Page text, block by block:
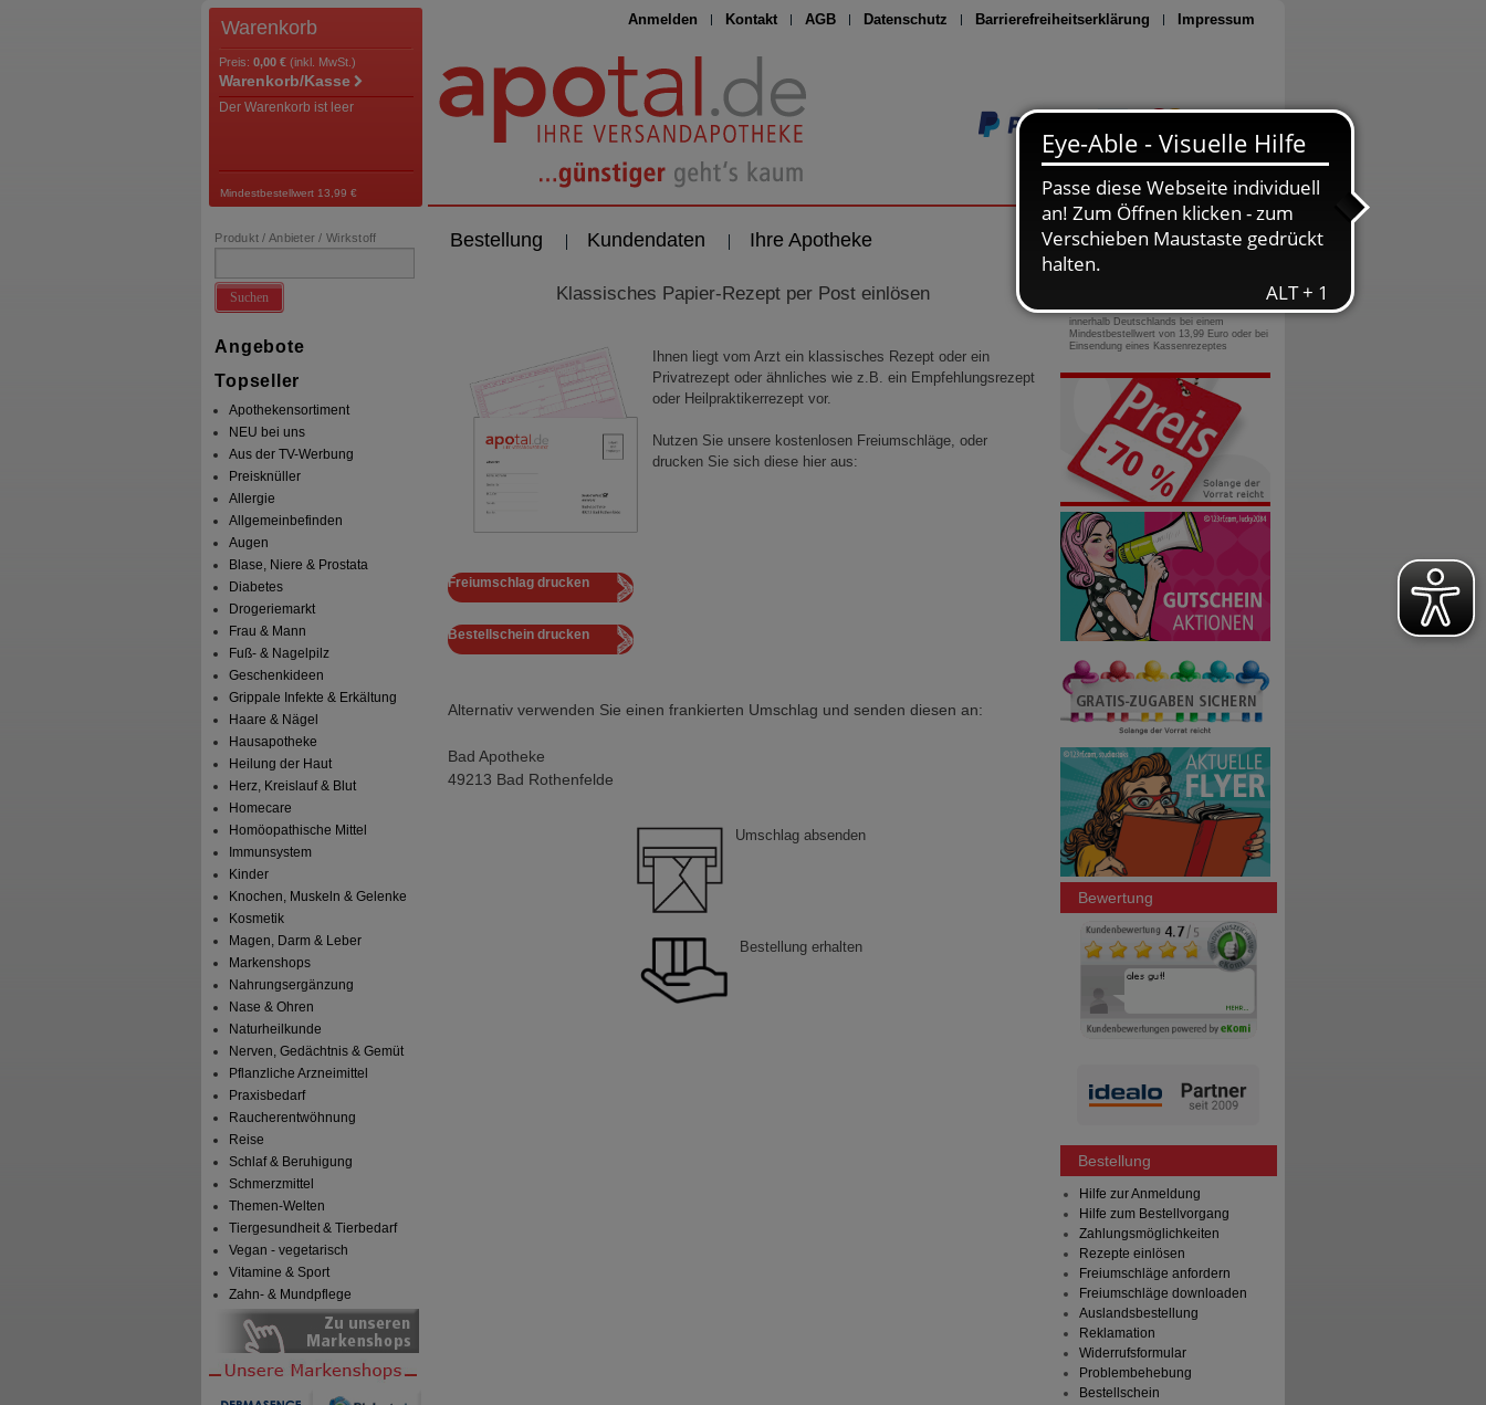
Anmelden Kontakt AGB Datenschutz Barrierefreiheitserklärung Impressum
Seite drucken
Warenkorb
Preis: 0,00 € (inkl. MwSt.)
Warenkorb/Kasse
Der Warenkorb ist leer
Mindestbestellwert 13,99 €
Bestellung Kundendaten Ihre Apotheke
Produkt / Anbieter / Wirkstoff
Suchen
Angebote
Topseller
Apothekensortiment
NEU bei uns
Aus der TV-Werbung
Preisknüller
Allergie
Allgemeinbefinden
Augen
Blase, Niere & Prostata
Diabetes
Drogeriemarkt
Frau & Mann
Fuß- & Nagelpilz
Geschenkideen
Grippale Infekte & Erkältung
Haare & Nägel
Hausapotheke
Heilung der Haut
Herz, Kreislauf & Blut
Homecare
Homöopathische Mittel
Immunsystem
Kinder
Knochen, Muskeln & Gelenke
Kosmetik
Magen, Darm & Leber
Markenshops
Nahrungsergänzung
Nase & Ohren
Naturheilkunde
Nerven, Gedächtnis & Gemüt
Pflanzliche Arzneimittel
Praxisbedarf
Raucherentwöhnung
Reise
Schlaf & Beruhigung
Schmerzmittel
Themen-Welten
Tiergesundheit & Tierbedarf
Vegan - vegetarisch
Vitamine & Sport
Zahn- & Mundpflege
Klassisches Papier-Rezept per Post einlösen
Ihnen liegt vom Arzt ein klassisches Rezept oder ein
Privatrezept oder ähnliches wie z.B. ein Empfehlungsrezept
oder Heilpraktikerrezept vor.
Nutzen Sie unsere kostenlosen Freiumschläge, oder
drucken Sie sich diese hier aus:
Freiumschlag drucken
Bestellschein drucken
Alternativ verwenden Sie einen frankierten Umschlag und senden diesen an:
Bad Apotheke
49213 Bad Rothenfelde
Umschlag absenden
Bestellung erhalten
0800-10 11 422
gebührenfreie Rufnummer
innerhalb Deutschlands bei einem
Mindestbestellwert von 13,99 Euro oder bei
Einsendung eines Kassenrezeptes
Bewertung
Bestellung
Hilfe zur Anmeldung
Hilfe zum Bestellvorgang
Zahlungsmöglichkeiten
Rezepte einlösen
Freiumschläge anfordern
Freiumschläge downloaden
Auslandsbestellung
Reklamation
Widerrufsformular
Problembehebung
Bestellschein